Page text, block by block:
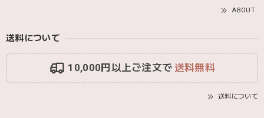
ABOUT
送料について
10,000円以上ご注文で 送料無料
送料について